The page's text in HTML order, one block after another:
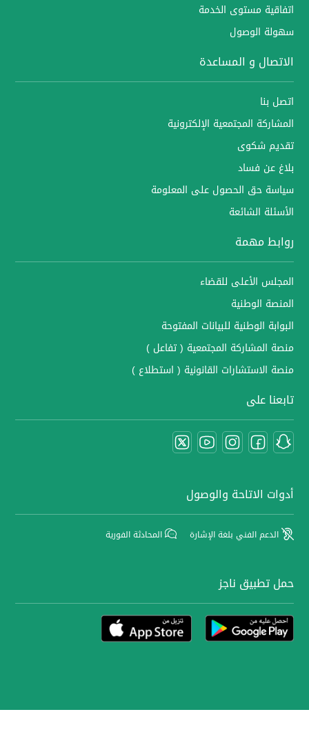
اتفاقية مستوى الخدمة
سهولة الوصول
الاتصال و المساعدة
اتصل بنا
المشاركة المجتمعية الإلكترونية
تقديم شكوى
بلاغ عن فساد
سياسة حق الحصول على المعلومة
الأسئلة الشائعة
روابط مهمة
المجلس الأعلى للقضاء
المنصة الوطنية
البوابة الوطنية للبيانات المفتوحة
منصة المشاركة المجتمعية ( تفاعل )
منصة الاستشارات القانونية ( استطلاع )
تابعنا على
أدوات الاتاحة والوصول
الدعم الفني بلغة الإشارة المحادثة الفورية
حمل تطبيق ناجز